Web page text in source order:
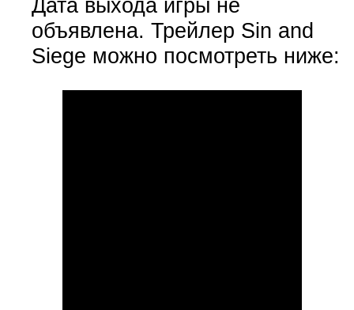
Дата выхода игры не
объявлена. Трейлер Sin and
Siege можно посмотреть ниже: